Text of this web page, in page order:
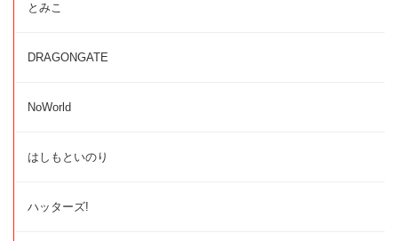
とみこ
DRAGONGATE
NoWorld
はしもといのり
ハッターズ!